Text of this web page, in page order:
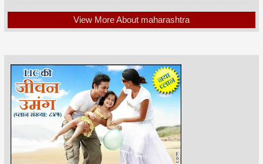
View More About maharashtra